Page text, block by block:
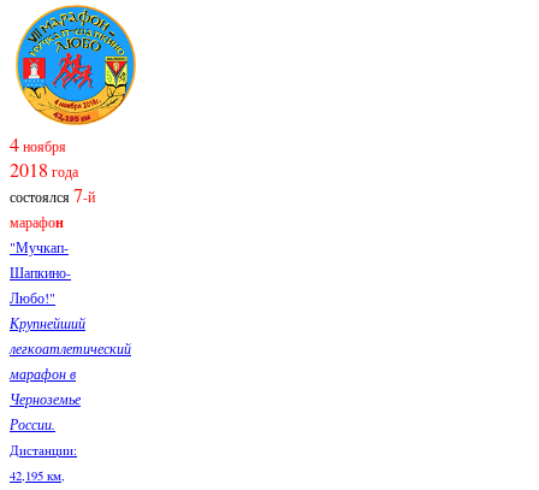
4ноября
2018 года
состоялся7-й
марафон
"Мучкап-
Шапкино-
Любо!"
Крупнейший
легкоатлетический
марафон в
Черноземье
России.
Дистанции:
42,195 км,